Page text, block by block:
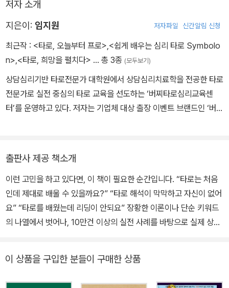
서양 수비학은 태양력을 기준으로 하기에, 양력 생년월일과 이름을
를 이해하도록 돕고, 고대의 철학과 지혜를 바탕으로 인생을 보다 깊
이 있게 성찰할 수 있는 길을 제공한다.
- 올해의 연도카드 중에서 발췌
올해는 당신의 잠재된 능력과 기회를 발휘할 수 있는 해다. 모든 새로
운 것의 시작으로 새로운 목표를 세우고 도전하며, 성취감을 얻으며
활발하게 움직인다. 자신의 전반적인 삶의 질을 향상시키기 위한 모
든 것의 기초가 될 것이며, 긍정적인 마인드로 결단력 있는 행동과 실
여러 사람들과 같이 팀웍을 이루면서 하는 일도 좋으며, 새로운 창업,
추진해 나간다. 의지와 실행력이 강조되는 해이므로 자신의 능력을
배울 수 있다. 출간 기념으로 정규 강좌 40% 특별 할인권(독자 100
명 한정)도 제공한다. 이는 단순한 수익을 위한 제안이 아니다. 한 분
이라도 더 올바른 타로 마스터의 길로 안내하고 싶은 마음에서 비롯
되었다. 지면의 한계로 책에 다 담지 못한 축척된 사례의 실전 해석 노
타로는 단순히 미래를 점치는 도구가 아니다. 마음을 읽고 공감과 위
로를 통해 함께 나아갈 방향을 모색하는 깊은 대화의 매개체이다. 그
이 책을 통해 타로 상담이 따뜻해지고, 리딩이 깊어지며, 내담자의 삶
이 자신의 길 위에서 흔들림 없이 성장하며, 진정성 있는 상담사로 오
래도록 자리하길 진심으로 응원한다.
저자 소개
지은이: 임지원 저자파일 신간알림 신청
최근작 : <타로, 오늘부터 프로>,<쉽게 배우는 심리 타로 Symbolo
n>,<타로, 희망을 펼치다> … 총 3종 (모두보기)
상담심리기반 타로전문가 대학원에서 상담심리치료학을 전공한 타로
전문가로 실전 중심의 타로 교육을 선도하는 ‘버찌타로심리교육센
터’를 운영하고 있다. 저자는 기업체 대상 출장 이벤트 브랜드인 ‘버찌
갖춘 타로 상담사를 양성하고 있으며, 전문가로 자립할 수 있도록 취
업 연계 및 온·오프라인 플랫폼 인프라를 구축하고 있다. ■ 주요 약력
전문 분야: 상담심리치료학 전공(대학원 석사) 현직: 버찌타로심리교
육센터 원장 / 버찌와 타로여행 대표 저서: 『타로, 희망을 펼치다』,
『쉽게 배우는 심리타로 심볼론』 ■ 강의 이력 경기도일자리재단, 서
터, 용호고, 청원중, 통진중, 연학초, 노원구가족센터, 도봉구장애인자
립센터, 중랑구가족센터 등 다수 교육기관 및 공공기관 ■ 상담 이력
출판사 제공 책소개
이런 고민을 하고 있다면, 이 책이 필요한 순간입니다. “타로는 처음
인데 제대로 배울 수 있을까요?” “타로 해석이 막막하고 자신이 없어
요” “타로를 배웠는데 리딩이 안되요” 장황한 이론이나 단순 키워드
의 나열에서 벗어나, 10만건 이상의 실전 사례를 바탕으로 실제 상담
딩을 통해 상담에서 막힘 없이 바로 사용할 수 있는 실전 해석 가이드
를 제공합니다. 각각 카드의 인사이트를 통해 단순한 긍정과 부정이
이 상품을 구입한 분들이 구매한 상품